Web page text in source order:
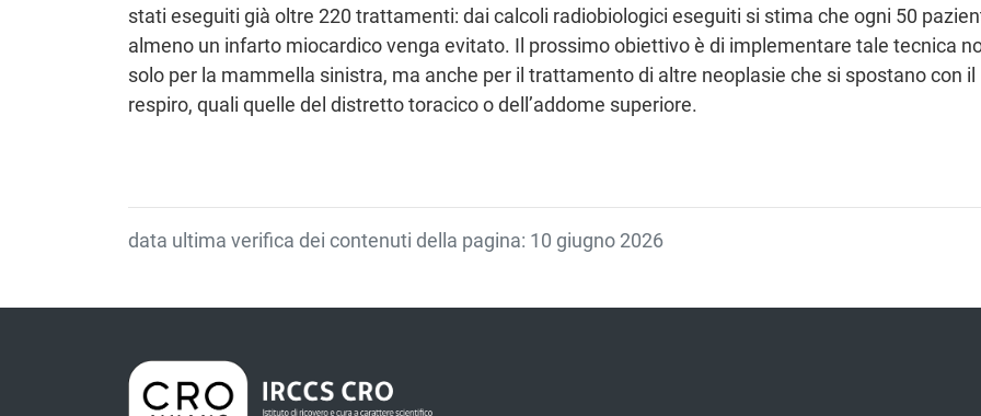
stati eseguiti già oltre 220 trattamenti: dai calcoli radiobiologici eseguiti si stima che ogni 50
almeno un infarto miocardico venga evitato. Il prossimo obiettivo è di implementare tale tecnica
solo per la mammella sinistra, ma anche per il trattamento di altre neoplasie che si spostano con il
respiro, quali quelle del distretto toracico o dell’addome superiore.
data ultima verifica dei contenuti della pagina: 10 giugno 2026